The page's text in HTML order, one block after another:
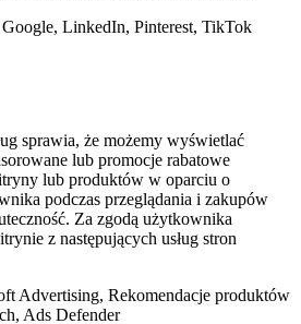
LinkedIn, Pinterest, TikTok
sprawia, że możemy wyświetlać
lub promocje rabatowe
lub produktów w oparciu o
podczas przeglądania i zakupów
Za zgodą użytkownika
z następujących usług stron
Advertising, Rekomendacje produktów
Ads Defender